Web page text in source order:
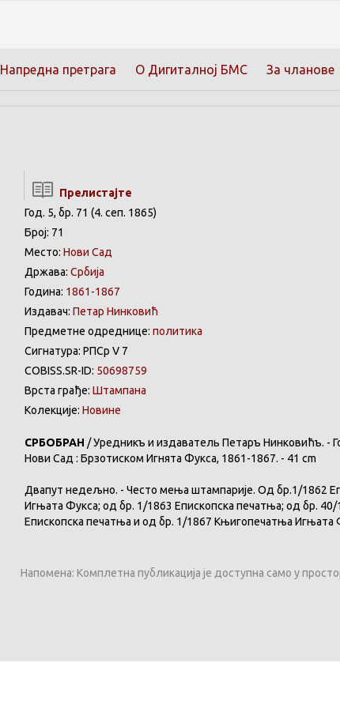
Напредна претрага О Дигиталној БМС За чланове
Прелистајте
Год. 5, бр. 71 (4. сеп. 1865)
Број: 71
Место: Нови Сад
Држава: Србија
Година: 1861-1867
Издавач: Петар Нинковић
Предметне одреднице: политика
Сигнатура: РПСр V 7
COBISS.SR-ID: 50698759
Врста грађе: Штампана
Колекције: Новине
СРБОБРАН / Уредникъ и издаватель Петаръ Нинковићъ. -
Нови Сад : Брзотиском Игнята Фукса, 1861-1867. - 41 cm
Двапут недељно. - Често мења штампарије. Од бр.1/1862
Игњата Фукса; од бр. 1/1863 Епископска печатња; од бр.
Епископска печатња и од бр. 1/1867 Књигопечатња
Напомена: Комплетна публикација је доступна само у